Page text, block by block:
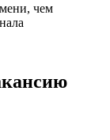
чем